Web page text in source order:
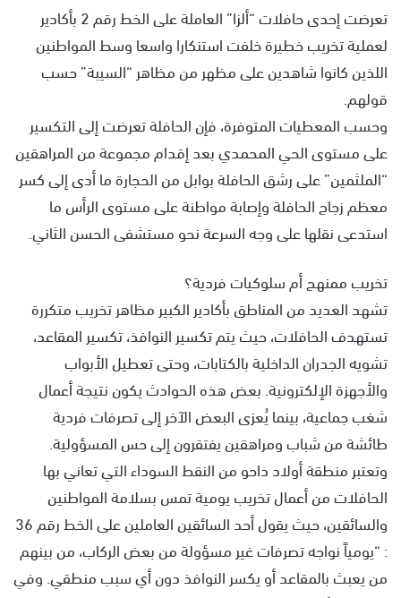
ن
ي
تعرضت إحدى حافلات “ألزا” العاملة على الخط رقم 2 بأكادير
لعملية تخريب خطيرة خلفت استنكارا واسعا وسط المواطنين
اللذين كانوا شاهدين على مظهر من مظاهر “السيبة” حسب
قولهم.
وحسب المعطيات المتوفرة، فإن الحافلة تعرضت إلى التكسير
على مستوى الحي المحمدي بعد إقدام مجموعة من المراهقين
“الملثمين” على رشق الحافلة بوابل من الحجارة ما أدى إلى كسر
معظم زجاج الحافلة وإصابة مواطنة على مستوى الرأس ما
استدعى نقلها على وجه السرعة نحو مستشفى الحسن الثاني.
تخريب ممنهج أم سلوكيات فردية؟
تشهد العديد من المناطق بأكادير الكبير مظاهر تخريب متكررة
تستهدف الحافلات، حيث يتم تكسير النوافذ، تكسير المقاعد،
تشويه الجدران الداخلية بالكتابات، وحتى تعطيل الأبواب
والأجهزة الإلكترونية. بعض هذه الحوادث يكون نتيجة أعمال
شغب جماعية، بينما يُعزى البعض الآخر إلى تصرفات فردية
طائشة من شباب ومراهقين يفتقرون إلى حس المسؤولية.
وتعتبر منطقة أولاد داحو من النقط السوداء التي تعاني بها
الحافلات من أعمال تخريب يومية تمس بسلامة المواطنين
والسائقين، حيث يقول أحد السائقين العاملين على الخط رقم 36
: “يومياً نواجه تصرفات غير مسؤولة من بعض الركاب، من بينهم
من يعبث بالمقاعد أو يكسر النوافذ دون أي سبب منطقي. وفي